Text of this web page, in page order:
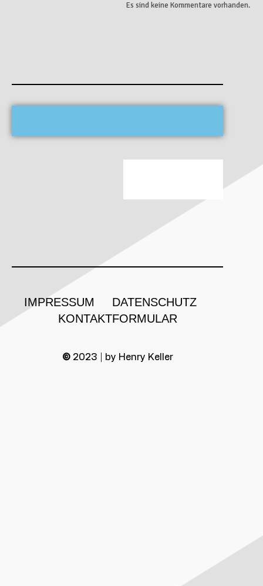
Es sind keine Kommentare vorhanden.
IMPRESSUM
DATENSCHUTZ
KONTAKTFORMULAR
©2023 | by Henry Keller